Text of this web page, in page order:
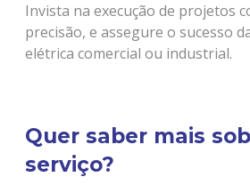
Invista na execução de projetos
precisão, e assegure o sucesso
elétrica comercial ou industrial.
Quer saber mais
serviço?